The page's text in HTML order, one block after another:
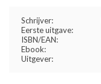
Schrijver:
Eerste uitgave:
ISBN/EAN:
Ebook:
Uitgever: